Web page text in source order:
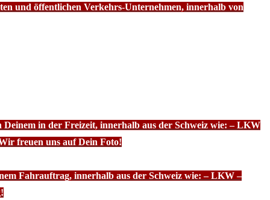
und öffentlichen Verkehrs-Unternehmen, innerhalb von
in der Freizeit, innerhalb aus der Schweiz wie: – LKW
freuen uns auf Dein Foto!
Fahrauftrag, innerhalb aus der Schweiz wie: – LKW –